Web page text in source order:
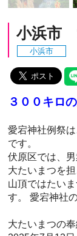
小浜市
小浜市
３００キロ
愛宕神社例祭
です。
伏原区では、
大たいまつを
山頂ではたい
す。 愛宕神社
大たいまつの